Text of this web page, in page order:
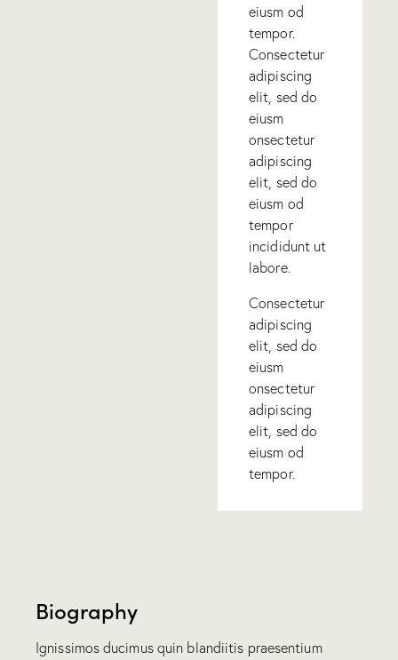
eiusm od
tempor.
Consectetur
adipiscing
elit, sed do
eiusm
onsectetur
adipiscing
elit, sed do
eiusm od
tempor
incididunt ut
labore.
Consectetur
adipiscing
elit, sed do
eiusm
onsectetur
adipiscing
elit, sed do
eiusm od
tempor.
Biography
Ignissimos ducimus quin blandiitis praesentium